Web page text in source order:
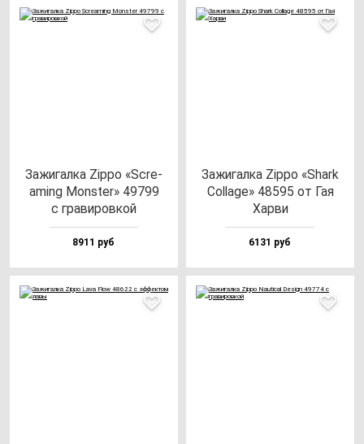
Зажи­гал­ка Zip­po «Scre­
aming Mon­ster» 49799
с гра­ви­ров­кой
8911 руб
Зажи­гал­ка Zip­po «Shark
Col­la­ge» 48595 от Гая
Хар­ви
6131 руб